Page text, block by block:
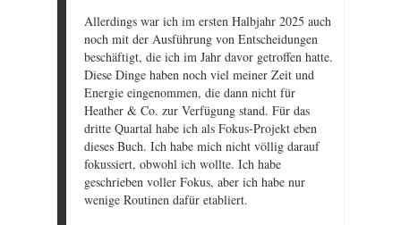
Allerdings war ich im ersten Halbjahr 2025 auch
noch mit der Ausführung von Entscheidungen
beschäftigt, die ich im Jahr davor getroffen hatte.
Diese Dinge haben noch viel meiner Zeit und
Energie eingenommen, die dann nicht für
Heather & Co. zur Verfügung stand. Für das
dritte Quartal habe ich als Fokus-Projekt eben
dieses Buch. Ich habe mich nicht völlig darauf
fokussiert, obwohl ich wollte. Ich habe
geschrieben voller Fokus, aber ich habe nur
wenige Routinen dafür etabliert.